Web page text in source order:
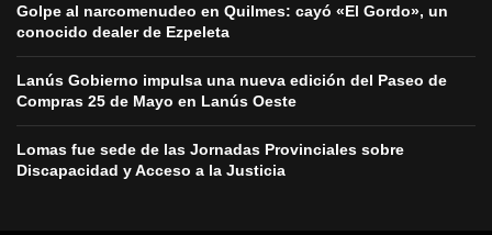
Golpe al narcomenudeo en Quilmes: cayó «El Gordo», un
conocido dealer de Ezpeleta
Lanús Gobierno impulsa una nueva edición del Paseo de
Compras 25 de Mayo en Lanús Oeste
Lomas fue sede de las Jornadas Provinciales sobre
Discapacidad y Acceso a la Justicia